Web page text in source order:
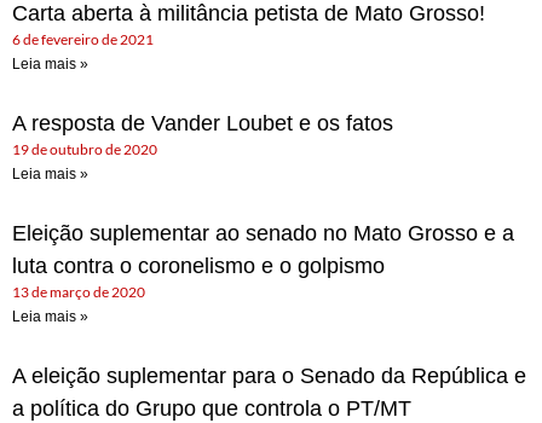
Carta aberta à militância petista de Mato Grosso!
6 de fevereiro de 2021
Leia mais »
A resposta de Vander Loubet e os fatos
19 de outubro de 2020
Leia mais »
Eleição suplementar ao senado no Mato Grosso e a
luta contra o coronelismo e o golpismo
13 de março de 2020
Leia mais »
A eleição suplementar para o Senado da República e
a política do Grupo que controla o PT/MT